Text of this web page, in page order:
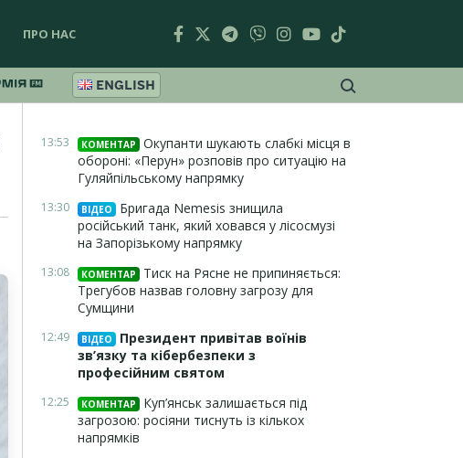
ПРО НАС
ENGLISH
13:53 КОМЕНТАР
Окупанти шукають слабкі місця в
обороні: «Перун» розповів про ситуацію на
Гуляйпільському напрямку
13:30 ВІДЕО
Бригада Nemesis знищила
російський танк, який ховався у лісосмузі
на Запорізькому напрямку
13:08 КОМЕНТАР
Тиск на Рясне не припиняється:
Трегубов назвав головну загрозу для
Сумщини
12:49 ВІДЕО
Президент привітав воїнів
зв’язку та кібербезпеки з
професійним святом
12:25 КОМЕНТАР
Куп’янськ залишається під
загрозою: росіяни тиснуть із кількох
напрямків